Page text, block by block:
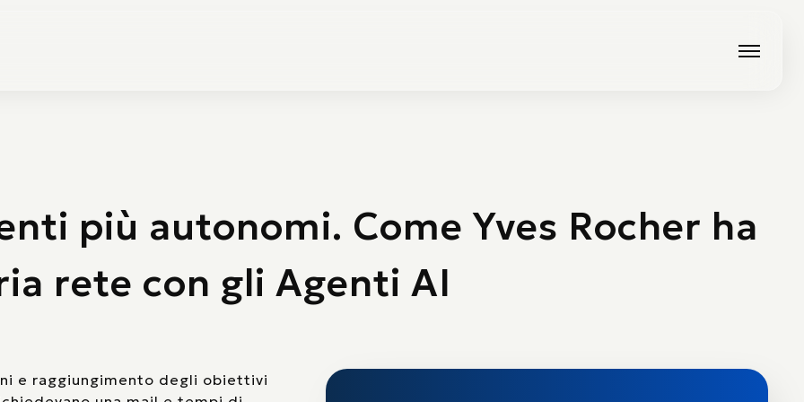
più autonomi. Come Yves Rocher ha
rete con gli Agenti AI
e raggiungimento degli obiettivi